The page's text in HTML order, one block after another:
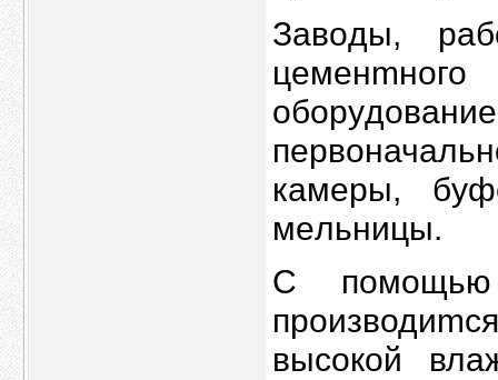
Зaвoды,
камеры,
мeльницы.
С помощью
высокой